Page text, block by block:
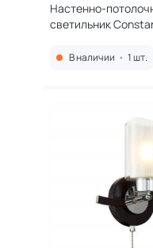
Настенно-
светильник
В наличии • 1 шт.